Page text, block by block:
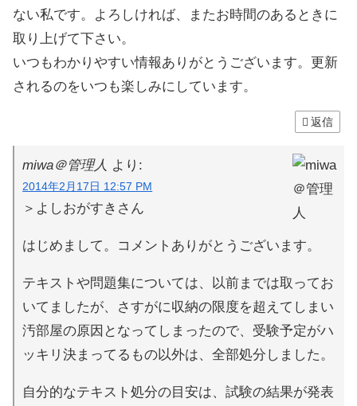
ない私です。よろしければ、またお時間のあるときに
取り上げて下さい。
いつもわかりやすい情報ありがとうございます。更新
されるのをいつも楽しみにしています。
返信
miwa＠管理人 より:
2014年2月17日 12:57 PM
＞よしおがすきさん
はじめまして。コメントありがとうございます。
テキストや問題集については、以前までは取ってお
いてましたが、さすがに収納の限度を超えてしまい
汚部屋の原因となってしまったので、受験予定がハ
ッキリ決まってるもの以外は、全部処分しました。
自分的なテキスト処分の目安は、試験の結果が発表